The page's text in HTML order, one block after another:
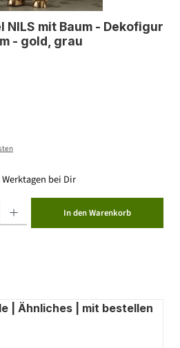
mit Baum - Dekofigur
- gold, grau
bei Dir
In den Warenkorb
| Ähnliches | mit bestellen